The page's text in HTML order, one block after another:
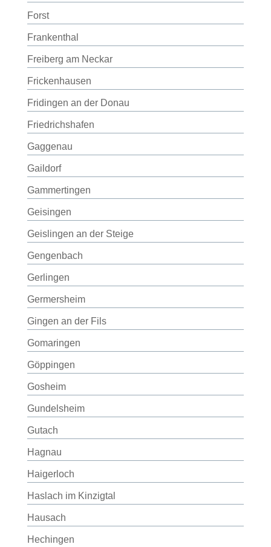
Forst
Frankenthal
Freiberg am Neckar
Frickenhausen
Fridingen an der Donau
Friedrichshafen
Gaggenau
Gaildorf
Gammertingen
Geisingen
Geislingen an der Steige
Gengenbach
Gerlingen
Germersheim
Gingen an der Fils
Gomaringen
Göppingen
Gosheim
Gundelsheim
Gutach
Hagnau
Haigerloch
Haslach im Kinzigtal
Hausach
Hechingen